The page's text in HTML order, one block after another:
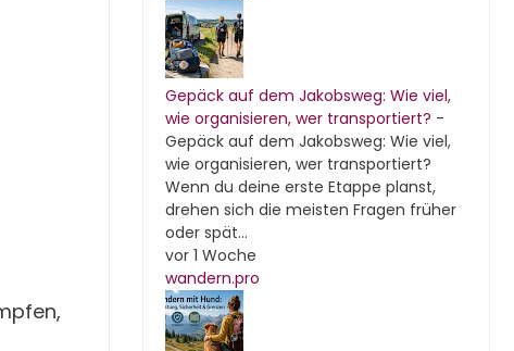
Gepäck auf dem Jakobsweg: Wie viel,
wie organisieren, wer transportiert? -
Gepäck auf dem Jakobsweg: Wie viel,
wie organisieren, wer transportiert?
Wenn du deine erste Etappe planst,
drehen sich die meisten Fragen früher
oder spät...
vor 1 Woche
wandern.pro